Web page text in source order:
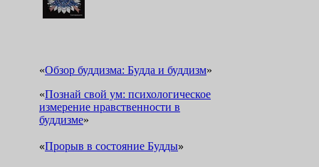
«Обзор буддизма: Будда и буддизм»
«Познай свой ум: психологическое
измерение нравственности в
буддизме»
«Прорыв в состояние Будды»